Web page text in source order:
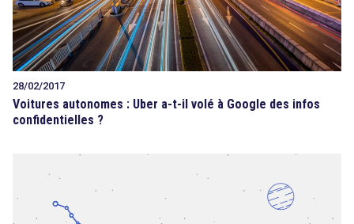
28/02/2017
Voitures autonomes : Uber a-t-il volé à Google des infos
confidentielles ?